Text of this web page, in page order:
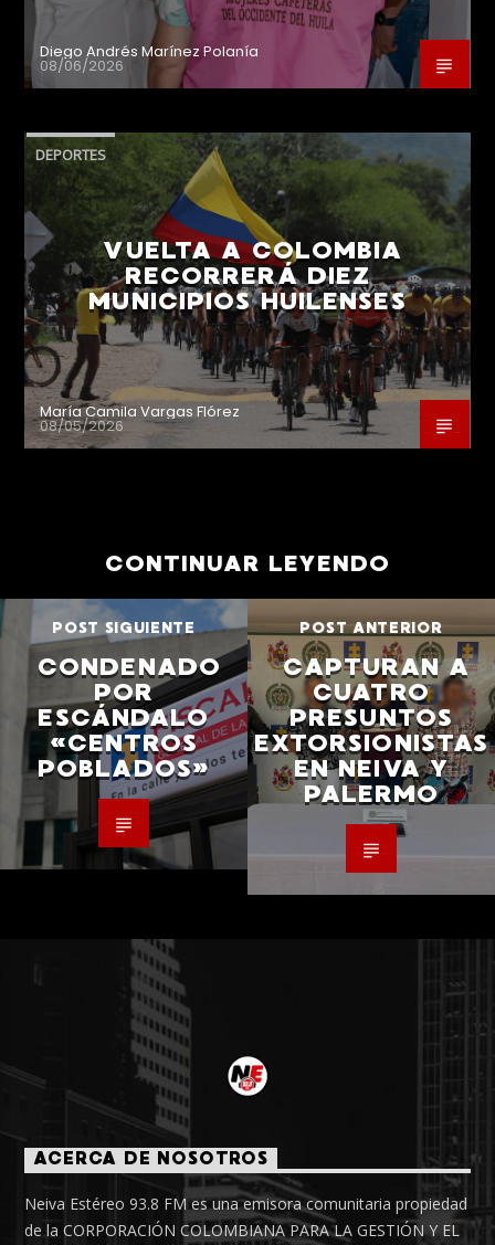
Diego Andrés Marínez Polanía
08/06/2026
DEPORTES
VUELTA A COLOMBIA
RECORRERÁ DIEZ
MUNICIPIOS HUILENSES
María Camila Vargas Flórez
08/05/2026
CONTINUAR LEYENDO
POST SIGUIENTE
CONDENADO
POR
ESCÁNDALO
«CENTROS
POBLADOS»
POST ANTERIOR
CAPTURAN A
CUATRO
PRESUNTOS
EXTORSIONISTAS
EN NEIVA Y
PALERMO
ACERCA DE NOSOTROS
Neiva Estéreo 93.8 FM es una emisora comunitaria propiedad
de la CORPORACIÓN COLOMBIANA PARA LA GESTIÓN Y EL